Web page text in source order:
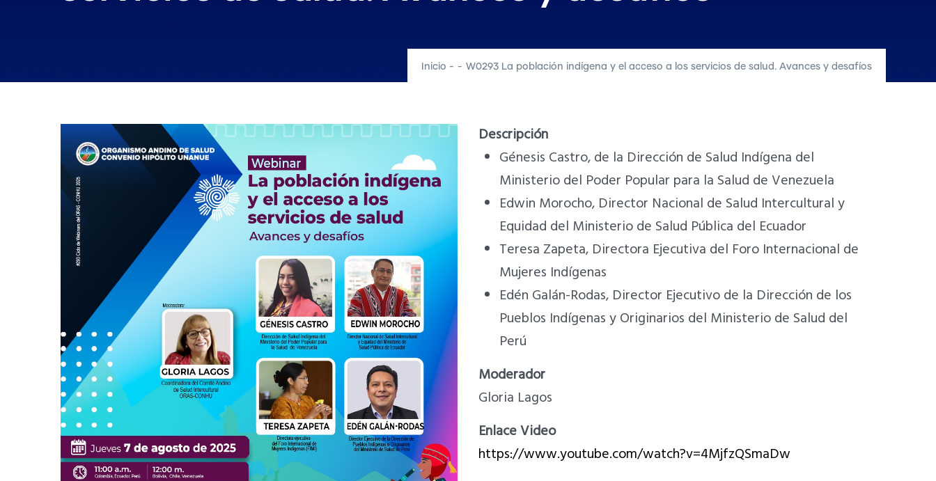
Inicio - - W0293 La población indígena y el acceso a los servicios de salud. Avances y desafíos
Descripción
Génesis Castro, de la Dirección de Salud Indígena del
Ministerio del Poder Popular para la Salud de Venezuela
Edwin Morocho, Director Nacional de Salud Intercultural y
Equidad del Ministerio de Salud Pública del Ecuador
Teresa Zapeta, Directora Ejecutiva del Foro Internacional de
Mujeres Indígenas
Edén Galán-Rodas, Director Ejecutivo de la Dirección de los
Pueblos Indígenas y Originarios del Ministerio de Salud del
Perú
Moderador
Gloria Lagos
Enlace Video
https://www.youtube.com/watch?v=4MjfzQSmaDw